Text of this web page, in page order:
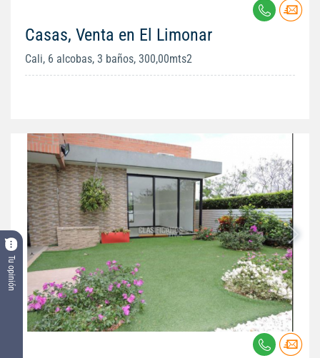
Tu opinión
Casas, Venta en El Limonar
Cali, 6 alcobas, 3 baños, 300,00mts2